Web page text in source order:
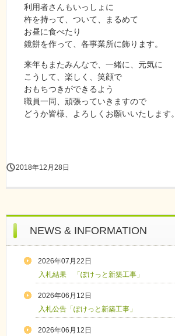
利用者さんもいっしょに
杵を持って、ついて、まるめて
お昼に食べたり
鏡餅を作って、各事業所に飾ります。
来年もまたみんなで、一緒に、元気に
こうして、楽しく、笑顔で
おもちつきができるよう
職員一同、頑張っていきますので
どうか皆様、よろしくお願いいたします。
2018年12月28日
NEWS & INFORMATION
2026年07月22日
入札結果 「ぽけっと新築工事」
2026年06月12日
入札公告「ぽけっと新築工事」
2026年06月12日